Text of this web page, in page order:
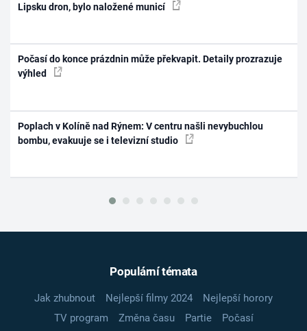
Lipsku dron, bylo naložené municí
Počasí do konce prázdnin může překvapit. Detaily prozrazuje
výhled
Poplach v Kolíně nad Rýnem: V centru našli nevybuchlou
bombu, evakuuje se i televizní studio
Populární témata
Jak zhubnout Nejlepší filmy 2024
Nejlepší horory
TV program
Změna času Partie
Počasí